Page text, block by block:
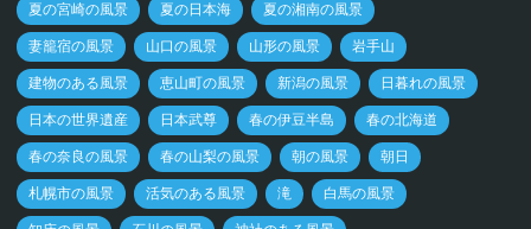
夏の宮崎の風景 夏の日本海 夏の湘南の風景
妻籠宿の風景 山口の風景 山形の風景 岩手山
建物のある風景 恵山町の風景 新潟の風景 日暮れの風景
日本の世界遺産 日本武尊 春の伊豆半島 春の北海道
春の奈良の風景 春の山梨の風景 朝の風景 朝日
札幌市の風景 活気のある風景 滝 白馬の風景